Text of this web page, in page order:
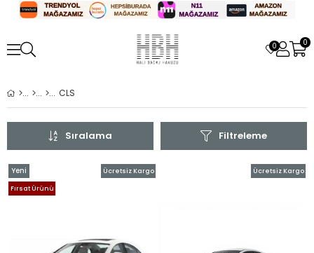
0 0
CLS
Filtreleme
Sıralama
Ücretsiz Kargo
Yeni
Ürün
Fırsat Ürünü
Ücretsiz Kargo